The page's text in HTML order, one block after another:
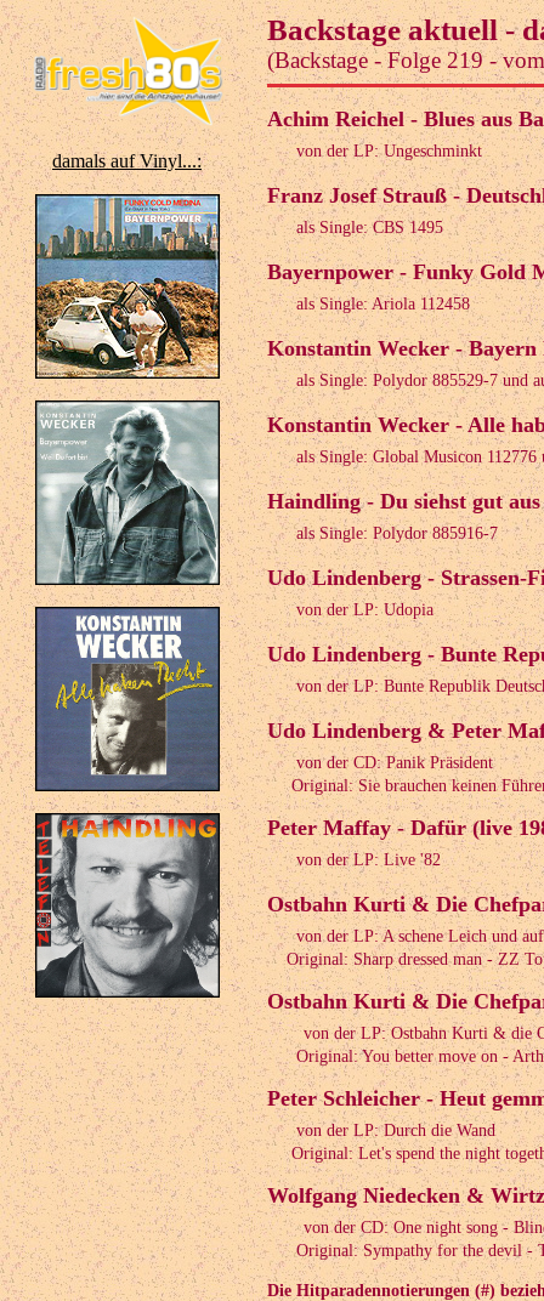
damals auf Vinyl...:
Backstage aktuell -
(Backstage - Folge 219 -
Achim Reichel - Blues aus
von der LP: Ungeschminkt
Franz Josef Strauß -
als Single: CBS 1495
Bayernpower - Funky Gold
als Single: Ariola 112458
Konstantin Wecker - Bayern
als Single: Polydor 885529-7 und
Konstantin Wecker - Alle
als Single: Global Musicon
Haindling - Du siehst gut aus
als Single: Polydor 885916-7
Udo Lindenberg - Strassen-
von der LP: Udopia
Udo Lindenberg - Bunte
von der LP: Bunte Republik
Udo Lindenberg & Peter
von der CD: Panik Präsident
Original: Sie brauchen keinen
Peter Maffay - Dafür (live
von der LP: Live '82
Ostbahn Kurti & Die
von der LP: A schene Leich und
Original: Sharp dressed man - ZZ
Ostbahn Kurti & Die
von der LP: Ostbahn Kurti & die
Original: You better move on -
Peter Schleicher - Heut
von der LP: Durch die Wand
Original: Let's spend the night
Wolfgang Niedecken &
von der CD: One night song -
Original: Sympathy for the devil -
Die Hitparadennotierungen (#)